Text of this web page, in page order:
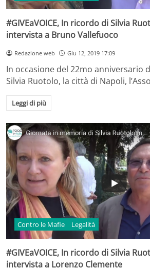
#GIVEaVOICE, In ricordo di Silvia
intervista a Bruno Vallefuoco
Redazione web Giu 12, 2019 17:09
In occasione del 22mo anniversario
Silvia Ruotolo, la città di Napoli,
Leggi di più
Contro le Mafie Legalità
#GIVEaVOICE, In ricordo di Silvia
intervista a Lorenzo Clemente